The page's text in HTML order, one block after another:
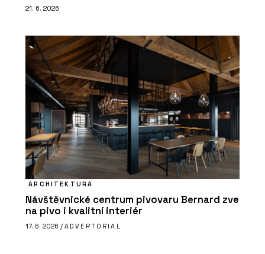
21. 6. 2026
ARCHITEKTURA
Návštěvnické centrum pivovaru Bernard zve
na pivo i kvalitní interiér
17. 6. 2026 / ADVERTORIAL